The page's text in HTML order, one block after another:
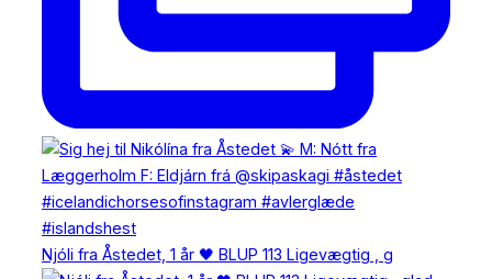
Njóli fra Åstedet, 1 år 🖤 BLUP 113 Ligevægtig , g